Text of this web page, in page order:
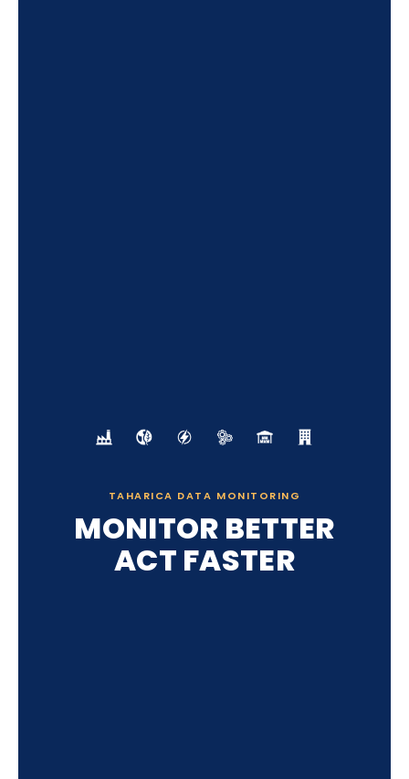
TAHARICA DATA MONITORING
MONITOR BETTER
ACT FASTER